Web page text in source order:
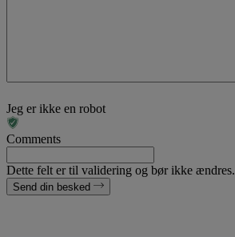
Jeg er ikke en robot
Comments
Dette felt er til validering og bør ikke ændres.
Send din besked